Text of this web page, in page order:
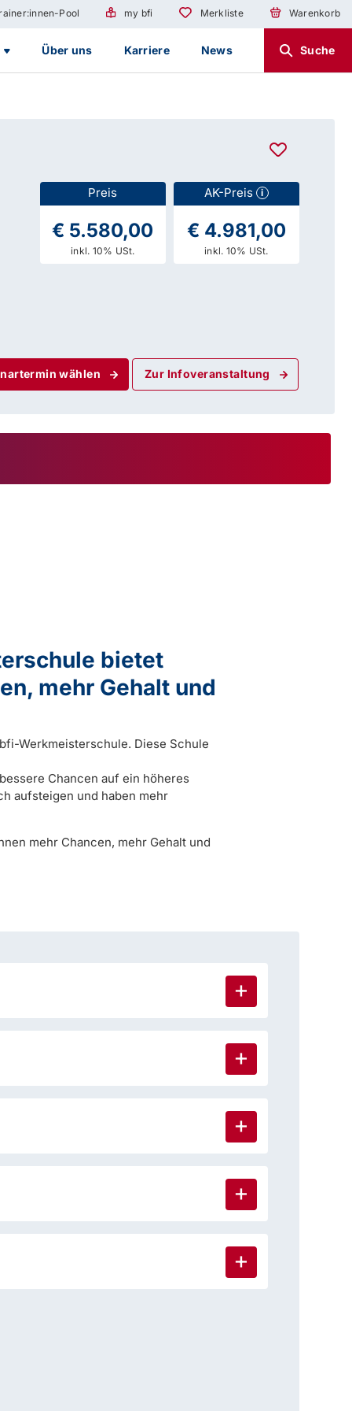
Pool my bfi Merkliste Warenkorb
Über uns Karriere News Suche
AK-Preis i
€ 4.981,00
inkl. 10% USt.
Preis
€ 5.580,00
inkl. 10% USt.
wählen Zur Infoveranstaltung
bietet
mehr Gehalt und
Werkmeisterschule. Diese Schule
Chancen auf ein höheres
aufsteigen und haben mehr
mehr Chancen, mehr Gehalt und